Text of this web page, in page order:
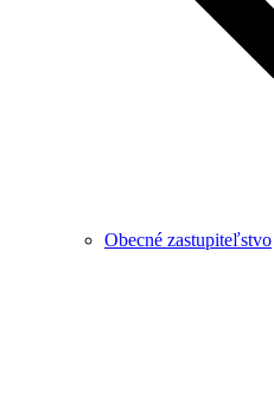
Obecné zastupiteľstvo